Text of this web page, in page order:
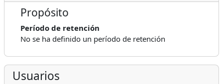
Propósito
Período de retención
No se ha definido un período de retención
Usuarios